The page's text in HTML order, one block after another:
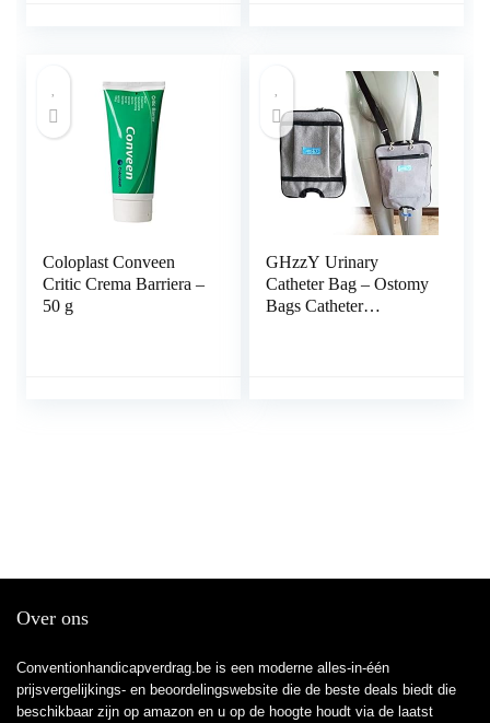
Coloplast Conveen
Critic Crema Barriera –
50 g
GHzzY Urinary
Catheter Bag – Ostomy
Bags Catheter
Over ons
Conventionhandicapverdrag.be is een moderne alles-in-één
prijsvergelijkings- en beoordelingswebsite die de beste deals biedt die
beschikbaar zijn op amazon en u op de hoogte houdt via de laatst